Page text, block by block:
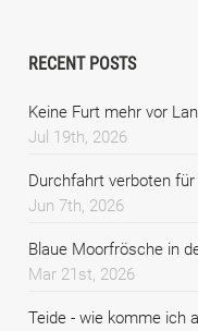
RECENT POSTS
Keine Furt mehr vor
Jul 19th, 2026
Durchfahrt verboten
Jun 7th, 2026
Blaue Moorfrösche in
Mar 21st, 2026
Teide - wie komme ich